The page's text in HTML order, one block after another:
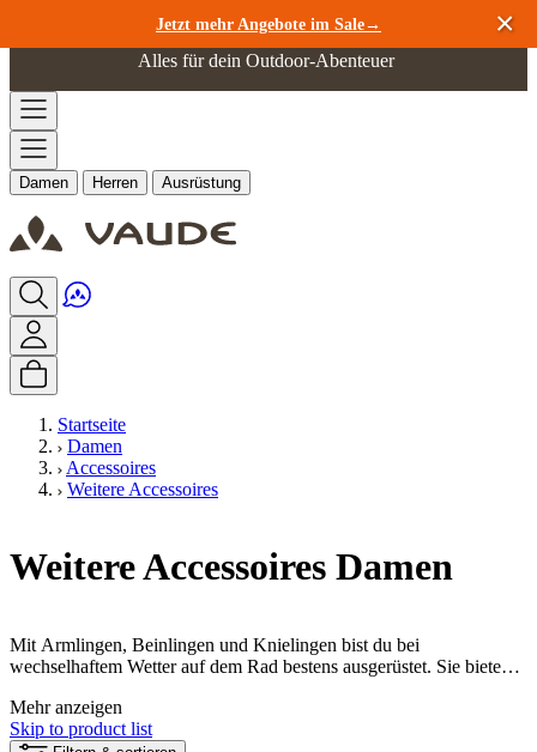
Jetzt mehr Angebote im Sale→
Zum Inhalt springen
Alles für dein Outdoor-Abenteuer
Damen Herren Ausrüstung
Startseite
Damen
Accessoires
Weitere Accessoires
Weitere Accessoires Damen
Mit Armlingen, Beinlingen und Knielingen bist du bei
wechselhaftem Wetter auf dem Rad bestens ausgerüstet. Sie bieten
deine Hose vor Kettenschmutz. Entdecke nachhaltige VAUDE
Accessoires für Damen für deine umweltfreundlichen Bike-
Mehr anzeigen
Skip to product list